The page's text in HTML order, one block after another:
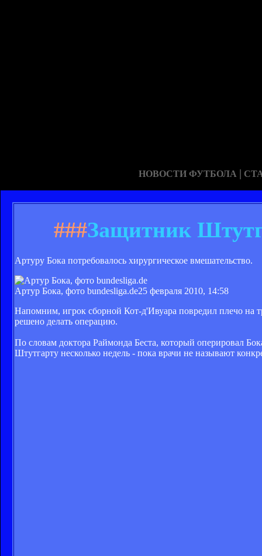
НОВОСТИ ФУТБОЛА |
###Защитник
Артуру Бока потребовалось хирургическое вмешательство.
Артур Бока, фото bundesliga.de25 февраля 2010, 14:58
Напомним, игрок сборной Кот-д'Ивуара повредил плечо на
решено делать операцию.
По словам доктора Раймонда Беста, который оперировал
Штутгарту несколько недель - пока врачи не называют